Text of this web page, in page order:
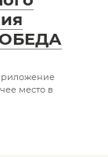
место в